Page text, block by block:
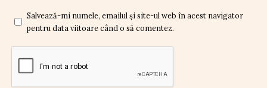
Salvează-mi numele, emailul și site-ul web în acest navigator
pentru data viitoare când o să comentez.